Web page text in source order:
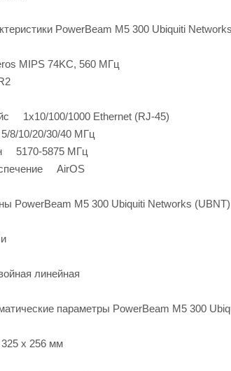
PowerBeam M5 300 Ubiquiti
MIPS 74KC, 560 МГц
1х10/100/1000 Ethernet (RJ-45)
8/10/20/30/40 МГц
5170-5875 МГц
AirOS
PowerBeam M5 300 Ubiquiti Networks (UBNT)
линейная
параметры PowerBeam M5 300
x 256 мм